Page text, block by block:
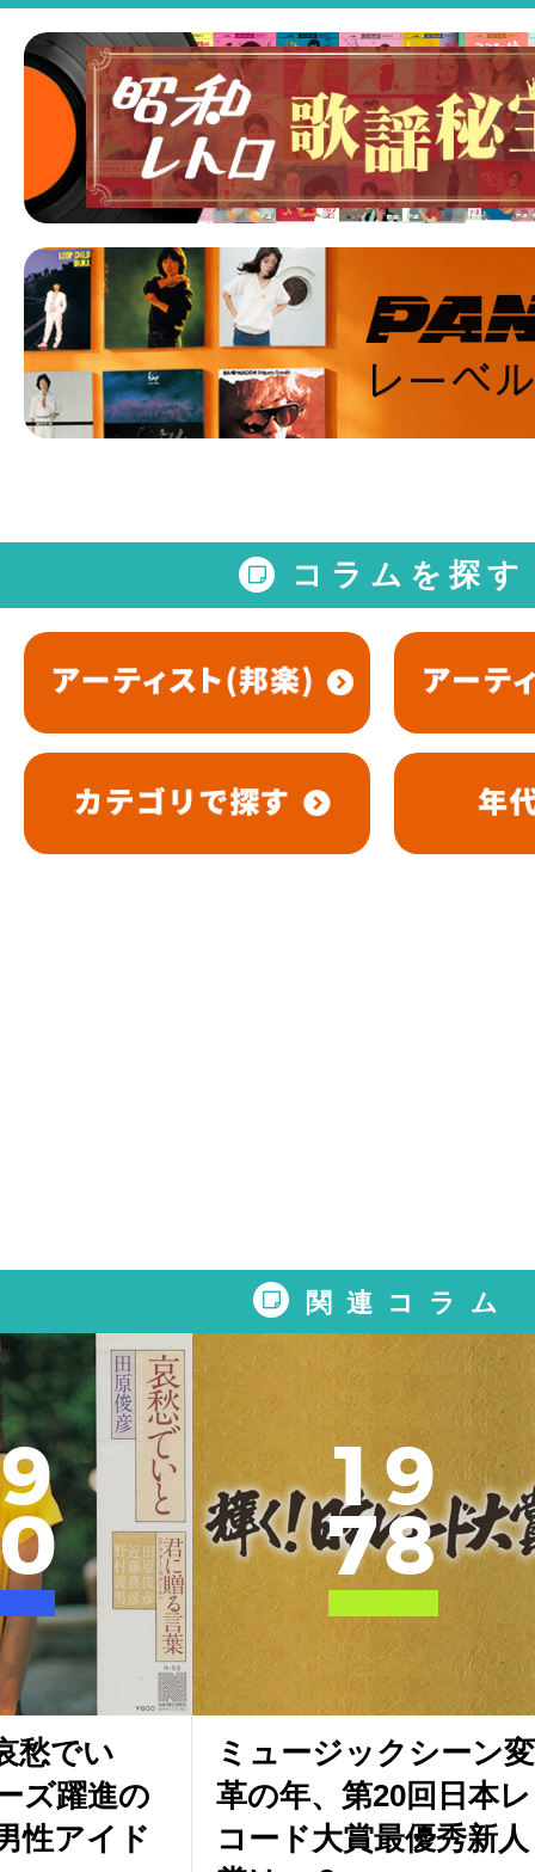
コラムを探す
関連コラム
9
愁でい
ズ躍進の
性アイド
19
78
ミュージックシーン変
革の年、第20回日本レ
コード大賞最優秀新人